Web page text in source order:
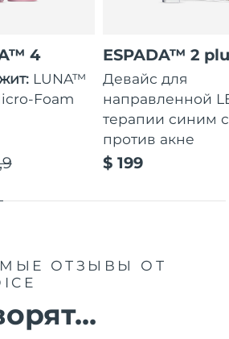
4
LUNA™
Foam
ESPADA™ 2
Девайс для
направленной
терапии синим
против акне
$ 199
ОТЗЫВЫ
ОТ